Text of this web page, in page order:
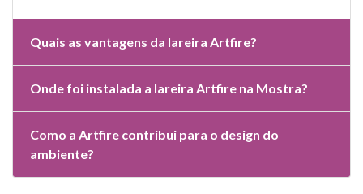
Quais as vantagens da lareira Artfire?
Onde foi instalada a lareira Artfire na Mostra?
Como a Artfire contribui para o design do
ambiente?